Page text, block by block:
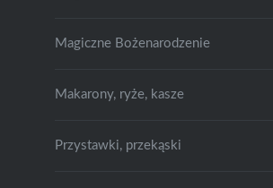
Magiczne Bożenarodzenie
Makarony, ryże, kasze
Przystawki, przekąski